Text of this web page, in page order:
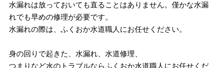
水漏れは放っておいても直ることはありません。僅かな水漏
れでも早めの修理が必要です。
水漏れの際は、ふくおか水道職人にお任せください。
身の回りで起きた、水漏れ、水道修理、
つまりなど水のトラブルならふくおか水道職人にお任せくだ